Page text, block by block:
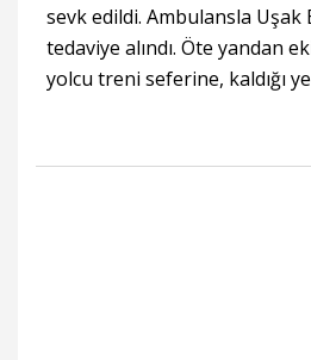
sevk edildi. Ambulansla Uşak
tedaviye alındı. Öte yandan
yolcu treni seferine, kaldığı